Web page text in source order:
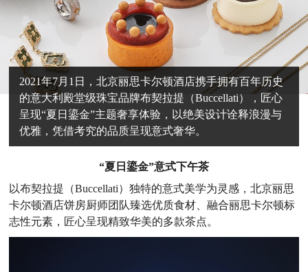
2021年7月1日，北京丽思卡尔顿酒店携手拥有百年历史
的意大利殿堂级珠宝品牌布契拉提（Buccellati），匠心
呈现“夏日鎏金”主题奢享体验，以绝美设计诠释浪漫与
优雅，凭借考究的品质呈现意式奢华。
“夏日鎏金”意式下午茶
以布契拉提（Buccellati）独特的意式美学为灵感，北京丽思
卡尔顿酒店饼房厨师团队臻选优质食材、融合丽思卡尔顿标
志性元素，匠心呈现精致华美的多款茶点。